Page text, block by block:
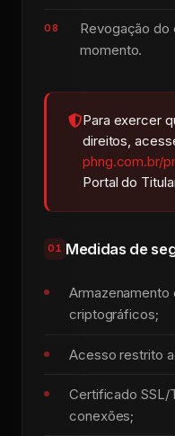
Revogação do
momento.
Para exercer
direitos,
phng.com.br/
Portal do
01 Medidas de
Armazenamento
criptográficos;
Acesso restrito
Certificado SSL/
conexões;